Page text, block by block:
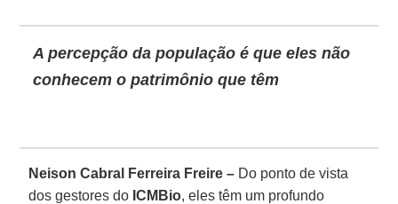
A percepção da população é que eles não
conhecem o patrimônio que têm
Neison Cabral Ferreira Freire – Do ponto de vista
dos gestores do ICMBio, eles têm um profundo